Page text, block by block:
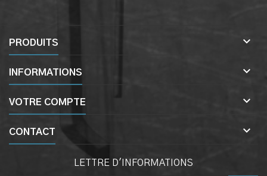
PRODUITS 
INFORMATIONS 
VOTRE COMPTE 
CONTACT 
LETTRE D'INFORMATIONS